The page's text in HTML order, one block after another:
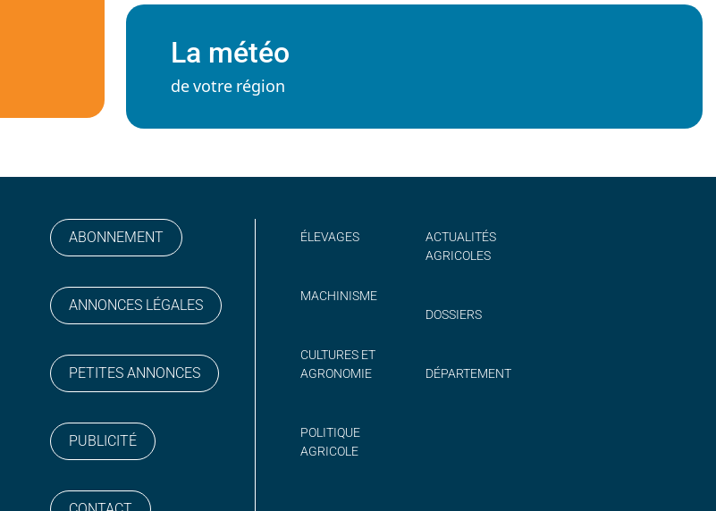
La météo
de votre région
ABONNEMENT
ANNONCES LÉGALES
PETITES ANNONCES
PUBLICITÉ
ÉLEVAGES
MACHINISME
CULTURES ET
AGRONOMIE
POLITIQUE
AGRICOLE
ACTUALITÉS
AGRICOLES
DOSSIERS
DÉPARTEMENT